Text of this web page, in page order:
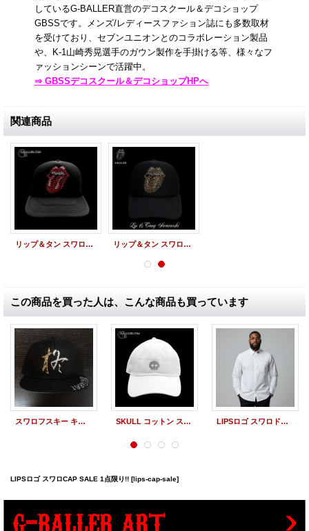
しているG-BALLER直営のデコスクール＆デコショップ
GBSSです。メンズ/レディースファション誌にも多数取材
を受けており、セブンユニオンとのコラボレーション製品
や、K-1山崎秀晃選手のガウン製作を手掛ける等、様々なフ
ァッションシーンで活躍中。
⇒ GBSSデコスクール＆デコショップHPへ
関連商品
リップ＆タン スワロCAP レッド リップ＆タン スワロCAP ゴールド
この商品を買った人は、こんな商品も買っています
スワロフスキー キャップ 漢字 スワロ オーダー スワロ CAP SKULL コットン スワロCAP 1点限り 限定SALE品 !! LIPSロゴ スワロドレスシャツ 長袖
LIPSロゴ スワロCAP SALE 1点限り!! [lips-cap-sale]